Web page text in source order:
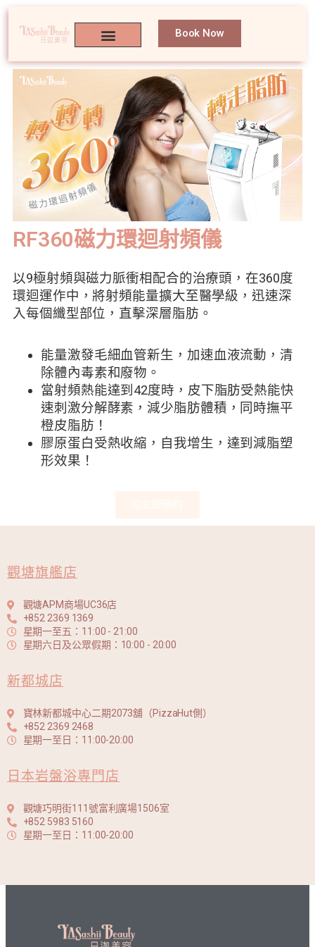
Book Now
RF360磁力環迴射頻儀
以9極射頻與磁力脈衝相配合的治療頭，在360度
環迴運作中，將射頻能量擴大至醫學級，迅速深
入每個纖型部位，直擊深層脂肪。
能量激發毛細血管新生，加速血液流動，清
除體內毒素和廢物。
當射頻熱能達到42度時，皮下脂肪受熱能快
速刺激分解酵素，減少脂肪體積，同時撫平
橙皮脂肪！
膠原蛋白受熱收縮，自我增生，達到減脂塑
形效果！
觀塘旗艦店
觀塘APM商場UC36店
+852 2369 1369
星期一至五：11:00 - 21:00
星期六日及公眾假期：10:00 - 20:00
新都城店
寶林新都城中心二期2073舖（PizzaHut側）
+852 2369 2468
星期一至日：11:00-20:00
日本岩盤浴專門店
觀塘巧明街111號富利廣場1506室
+852 5983 5160
星期一至日：11:00-20:00